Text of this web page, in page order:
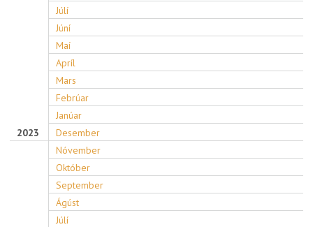
Júlí
Júní
Maí
Apríl
Mars
Febrúar
Janúar
2023
Desember
Nóvember
Október
September
Ágúst
Júlí